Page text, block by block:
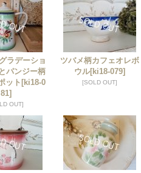
ラデーショ
パンジー柄
ット [ki18-0
81]
OUT]
ツバメ柄カフェオレボ
ウル[ki18-079]
[SOLD OUT]